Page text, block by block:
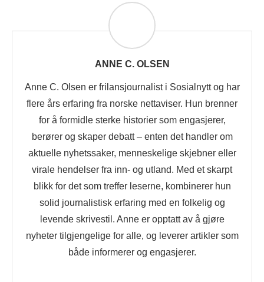
ANNE C. OLSEN
Anne C. Olsen er frilansjournalist i Sosialnytt og har
flere års erfaring fra norske nettaviser. Hun brenner
for å formidle sterke historier som engasjerer,
berører og skaper debatt – enten det handler om
aktuelle nyhetssaker, menneskelige skjebner eller
virale hendelser fra inn- og utland. Med et skarpt
blikk for det som treffer leserne, kombinerer hun
solid journalistisk erfaring med en folkelig og
levende skrivestil. Anne er opptatt av å gjøre
nyheter tilgjengelige for alle, og leverer artikler som
både informerer og engasjerer.